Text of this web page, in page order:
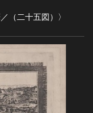
せ一覧
マップ
のご意見はこちら
（二十五図）〉